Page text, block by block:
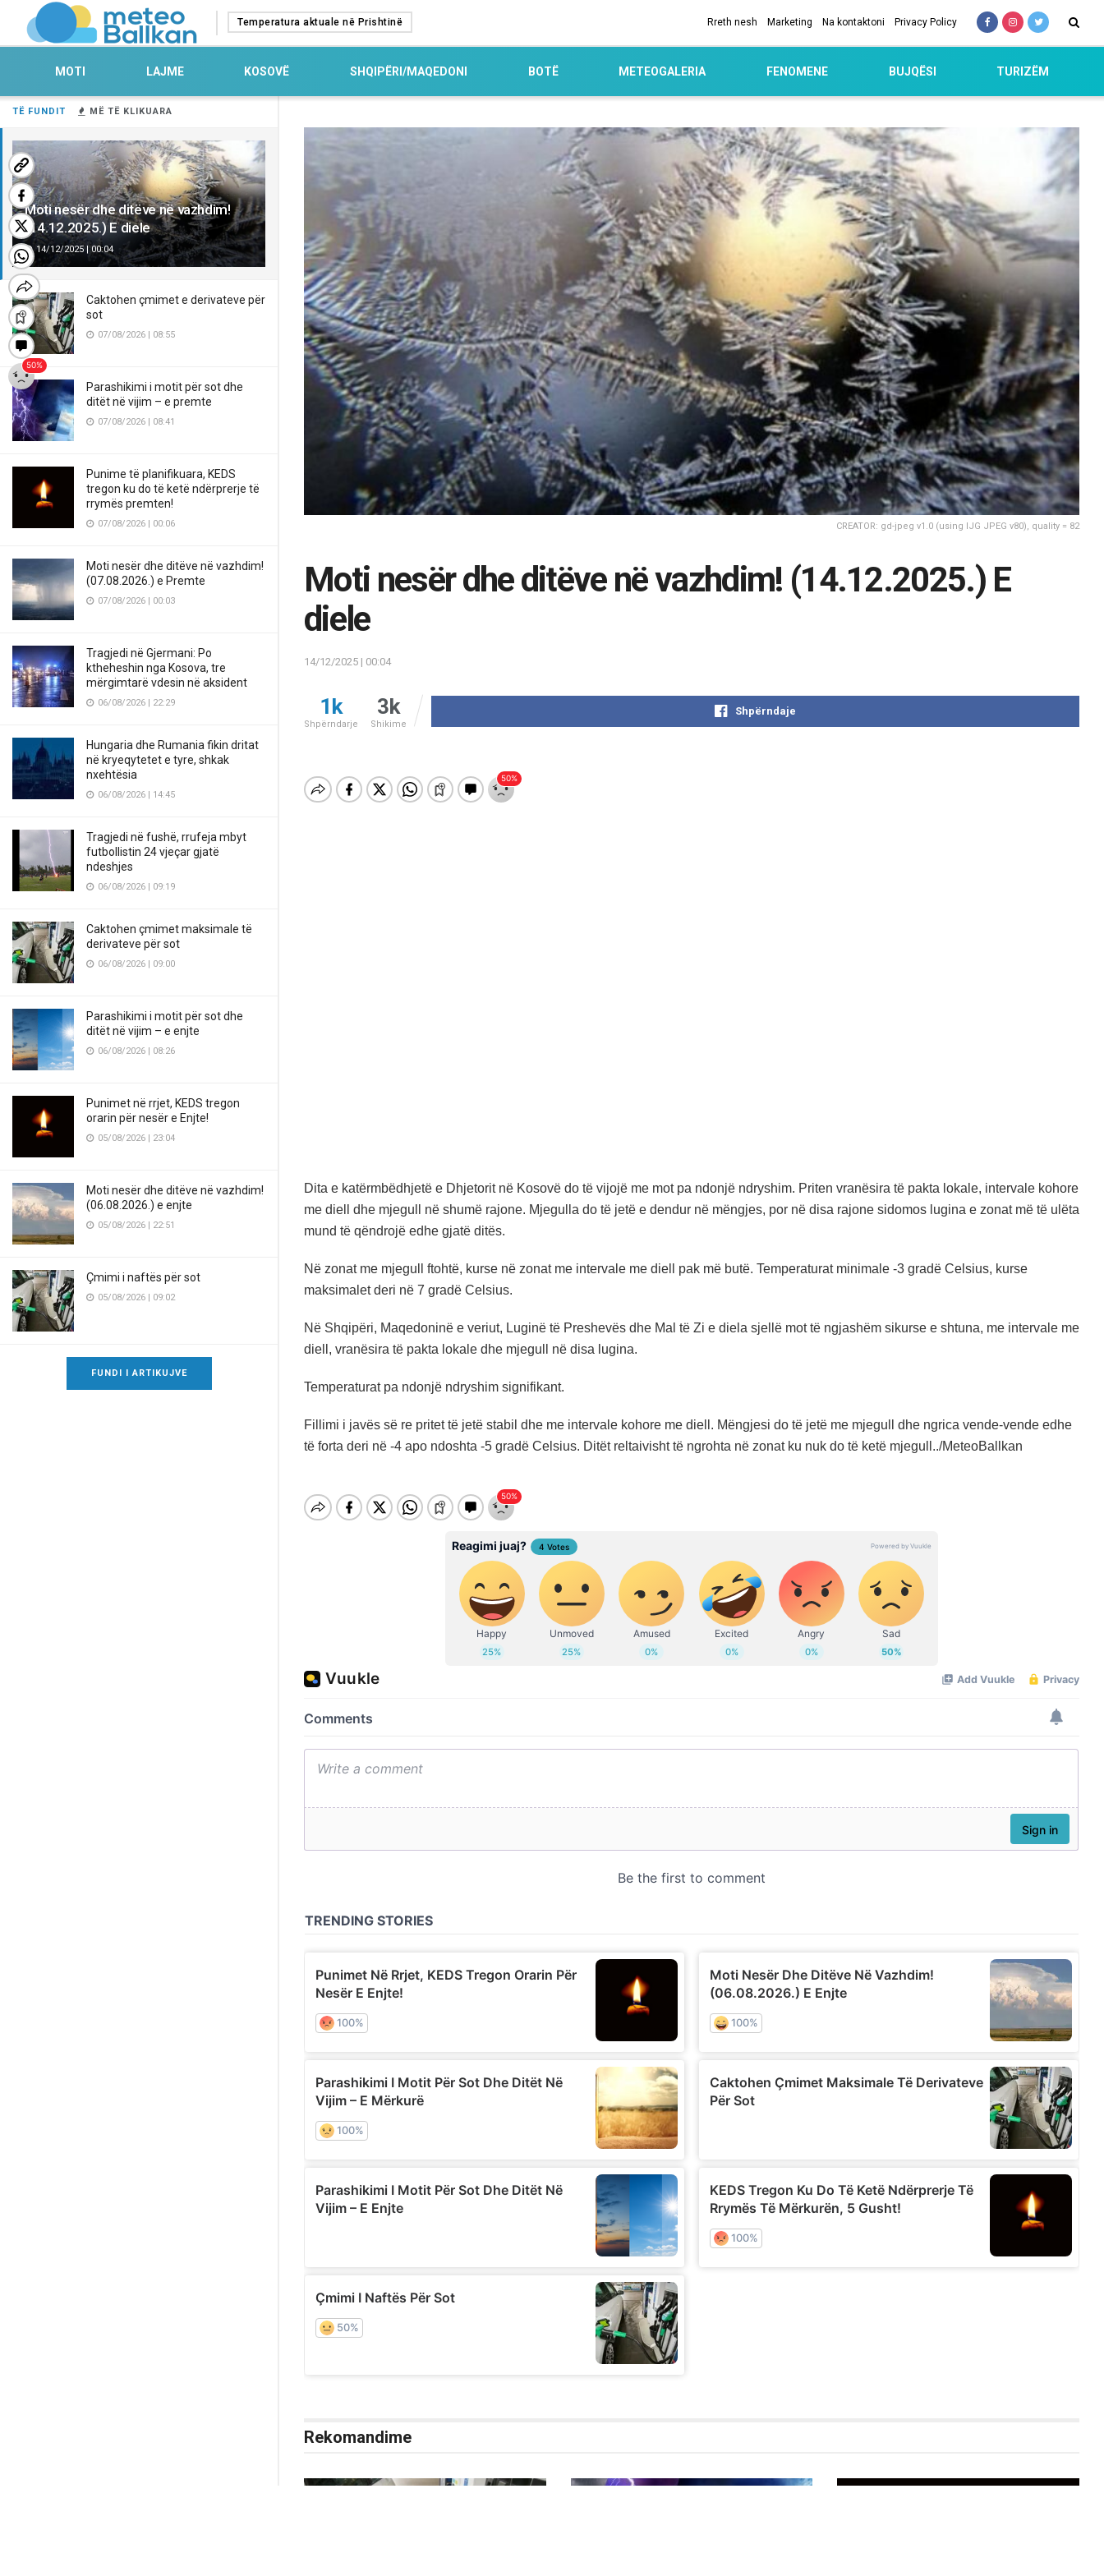
TË FUNDIT MË TË KLIKUARA
Moti nesër dhe ditëve në vazhdim!
(14.12.2025.) E diele
14/12/2025 | 00:04
Caktohen çmimet e derivateve për
sot
07/08/2026 | 08:55
Parashikimi i motit për sot dhe
ditët në vijim – e premte
07/08/2026 | 08:41
Punime të planifikuara, KEDS
tregon ku do të ketë ndërprerje të
rrymës premten!
07/08/2026 | 00:06
Moti nesër dhe ditëve në vazhdim!
(07.08.2026.) e Premte
07/08/2026 | 00:03
Tragjedi në Gjermani: Po
ktheheshin nga Kosova, tre
mërgimtarë vdesin në aksident
06/08/2026 | 22:29
Hungaria dhe Rumania fikin dritat
në kryeqytetet e tyre, shkak
nxehtësia
06/08/2026 | 14:45
Tragjedi në fushë, rrufeja mbyt
futbollistin 24 vjeçar gjatë
ndeshjes
06/08/2026 | 09:19
Caktohen çmimet maksimale të
derivateve për sot
06/08/2026 | 09:00
Parashikimi i motit për sot dhe
ditët në vijim – e enjte
06/08/2026 | 08:26
Punimet në rrjet, KEDS tregon
orarin për nesër e Enjte!
05/08/2026 | 23:04
Moti nesër dhe ditëve në vazhdim!
(06.08.2026.) e enjte
05/08/2026 | 22:51
Çmimi i naftës për sot
05/08/2026 | 09:02
FUNDI I ARTIKUJVE
Temperatura aktuale në Prishtinë Rreth nesh Marketing Na kontaktoni Privacy Policy
MOTI LAJME KOSOVË SHQIPËRI/MAQEDONI BOTË METEOGALERIA FENOMENE BUJQËSI TURIZËM
CREATOR: gd-jpeg v1.0 (using IJG JPEG v80), quality = 82
Moti nesër dhe ditëve në vazhdim! (14.12.2025.) E
diele
14/12/2025 | 00:04
1k
Shpërndarje
3k
Shikime
Shpërndaje
Dita e katërmbëdhjetë e Dhjetorit në Kosovë do të vijojë me mot pa ndonjë ndryshim. Priten vranësira të pakta lokale, intervale kohore
me diell dhe mjegull në shumë rajone. Mjegulla do të jetë e dendur në mëngjes, por në disa rajone sidomos lugina e zonat më të ulëta
mund të qëndrojë edhe gjatë ditës.
Në zonat me mjegull ftohtë, kurse në zonat me intervale me diell pak më butë. Temperaturat minimale -3 gradë Celsius, kurse
maksimalet deri në 7 gradë Celsius.
Në Shqipëri, Maqedoninë e veriut, Luginë të Preshevës dhe Mal të Zi e diela sjellë mot të ngjashëm sikurse e shtuna, me intervale me
diell, vranësira të pakta lokale dhe mjegull në disa lugina.
Temperaturat pa ndonjë ndryshim signifikant.
Fillimi i javës së re pritet të jetë stabil dhe me intervale kohore me diell. Mëngjesi do të jetë me mjegull dhe ngrica vende-vende edhe
të forta deri në -4 apo ndoshta -5 gradë Celsius. Ditët reltaivisht të ngrohta në zonat ku nuk do të ketë mjegull../MeteoBallkan
Rekomandime